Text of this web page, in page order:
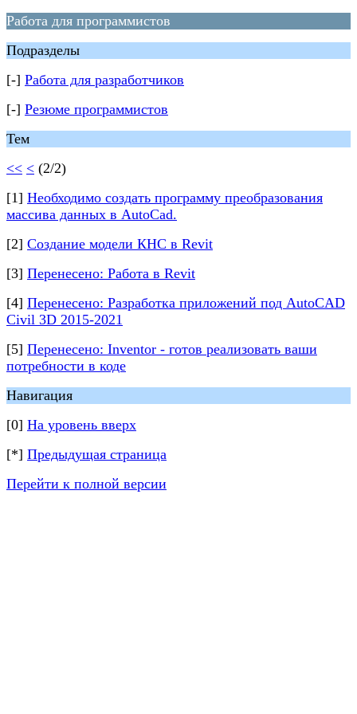
Работа для программистов
Подразделы
[-] Работа для разработчиков
[-] Резюме программистов
Тем
<< < (2/2)
[1] Необходимо создать программу преобразования
массива данных в AutoCad.
[2] Создание модели КНС в Revit
[3] Перенесено: Работа в Revit
[4] Перенесено: Разработка приложений под AutoCAD
Civil 3D 2015-2021
[5] Перенесено: Inventor - готов реализовать ваши
потребности в коде
Навигация
[0] На уровень вверх
[*] Предыдущая страница
Перейти к полной версии